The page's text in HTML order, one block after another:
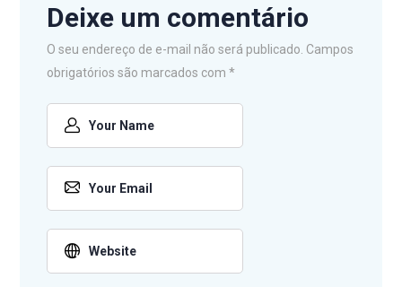
Deixe um comentário
O seu endereço de e-mail não será publicado. Campos
obrigatórios são marcados com*